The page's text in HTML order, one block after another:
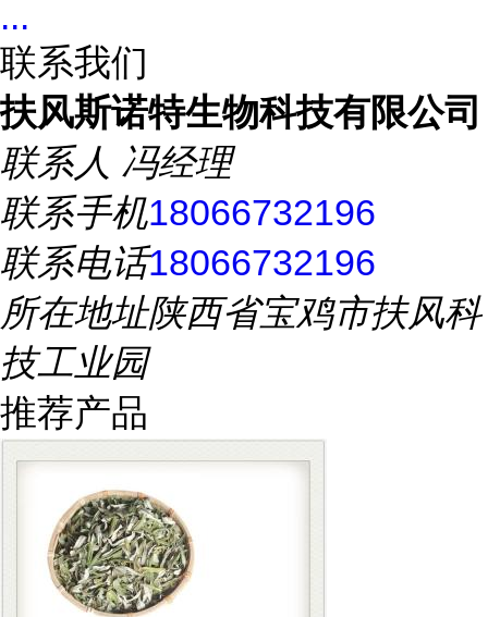
...
联系我们
扶风斯诺特生物科技有限公司
联系人 冯经理
联系手机18066732196
联系电话18066732196
所在地址陕西省宝鸡市扶风科
技工业园
推荐产品